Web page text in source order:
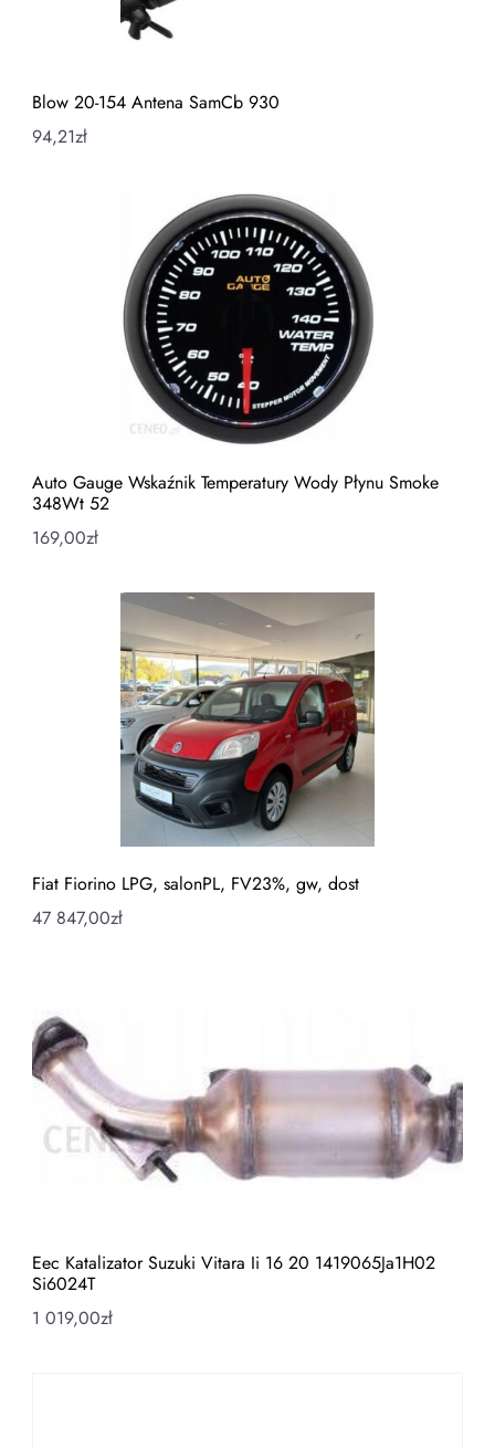
Blow 20-154 Antena SamCb 930
94,21zł
Auto Gauge Wskaźnik Temperatury Wody Płynu Smoke
348Wt 52
169,00zł
Fiat Fiorino LPG, salonPL, FV23%, gw, dost
47 847,00zł
Eec Katalizator Suzuki Vitara Ii 16 20 1419065Ja1H02
Si6024T
1 019,00zł